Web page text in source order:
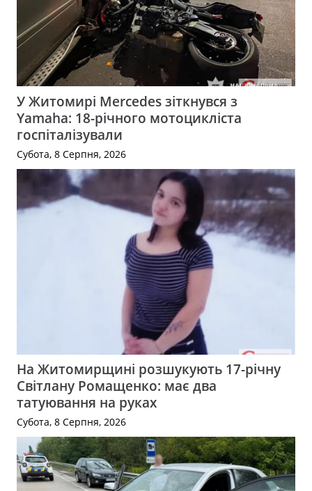
У Житомирі Mercedes зіткнувся з
Yamaha: 18-річного мотоцикліста
госпіталізували
Субота, 8 Серпня, 2026
На Житомирщині розшукують 17-річну
Світлану Ромащенко: має два
татуювання на руках
Субота, 8 Серпня, 2026